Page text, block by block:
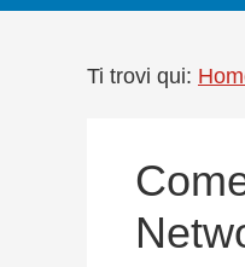
Ti trovi qui: